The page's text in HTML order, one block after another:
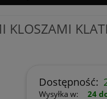
Dostępność:
Wysyłka w: 24